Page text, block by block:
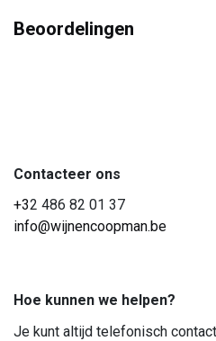
Beoordelingen
Contacteer ons
+32 486 82 01 37
info@wijnencoopman.be
Hoe kunnen we helpen?
Je kunt altijd telefonisch